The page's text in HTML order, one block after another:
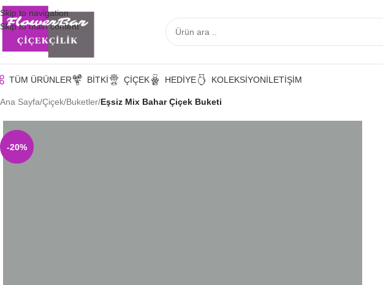
Skip to navigation
Skip to main content
TÜM ÜRÜNLER BITKI ÇIÇEK HEDIYE KOLEKSIYONİLETIŞIM
Ana Sayfa/Çiçek/Buketler/Eşsiz Mix Bahar Çiçek Buketi
-20%